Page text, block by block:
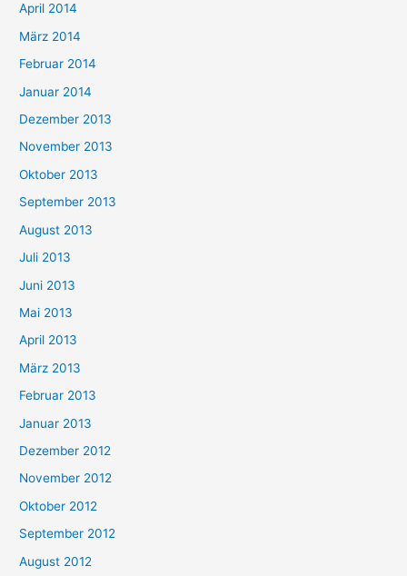
April 2014
März 2014
Februar 2014
Januar 2014
Dezember 2013
November 2013
Oktober 2013
September 2013
August 2013
Juli 2013
Juni 2013
Mai 2013
April 2013
März 2013
Februar 2013
Januar 2013
Dezember 2012
November 2012
Oktober 2012
September 2012
August 2012